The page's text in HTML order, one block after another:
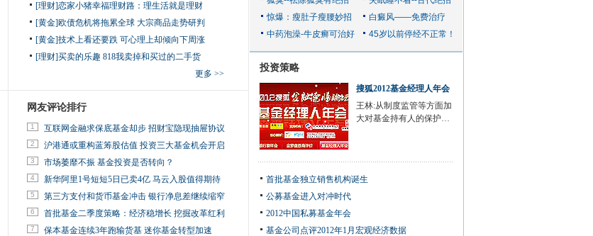
[理财]恋家小猪幸福理财路：理生活就是理财
[黄金]欧债危机将拖累全球 大宗商品走势研判
[黄金]技术上看还要跌 可心理上却倾向下周涨
[理财]买卖的乐趣 818我卖掉和买过的二手货
更多 >>
网友评论排行
1 互联网金融求保底基金却步 招财宝隐现抽屉协议
2 沪港通或重构蓝筹股估值 投资三大基金机会开启
3 市场萎靡不振 基金投资是否转向？
4 新华阿里1号短短5日已卖4亿 马云入股值得期待
5 第三方支付和货币基金冲击 银行净息差继续缩窄
6 首批基金二季度策略：经济稳增长 挖掘改革红利
7 保本基金连续3年跑输货基 迷你基金转型加速
投资策略
搜狐2012基金经理人年会
王林:从制度监管等方面加
大对基金持有人的保护…
首批基金独立销售机构诞生
公募基金进入对冲时代
2012中国私募基金年会
基金公司点评2012年1月宏观经济数据